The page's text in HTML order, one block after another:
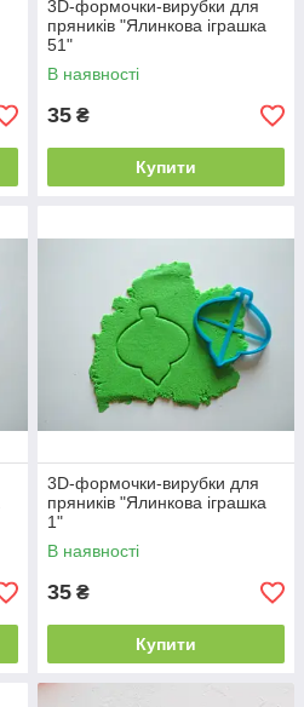
3D-формочки-вирубки для
пряників "Ялинкова іграшка
51"
В наявності
35 ₴
Купити
3D-формочки-вирубки для
пряників "Ялинкова іграшка
1"
В наявності
35 ₴
Купити